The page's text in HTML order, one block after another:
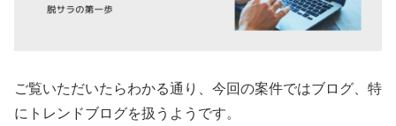
ご覧いただいたらわかる通り、今回の案件ではブログ、特
にトレンドブログを扱うようです。